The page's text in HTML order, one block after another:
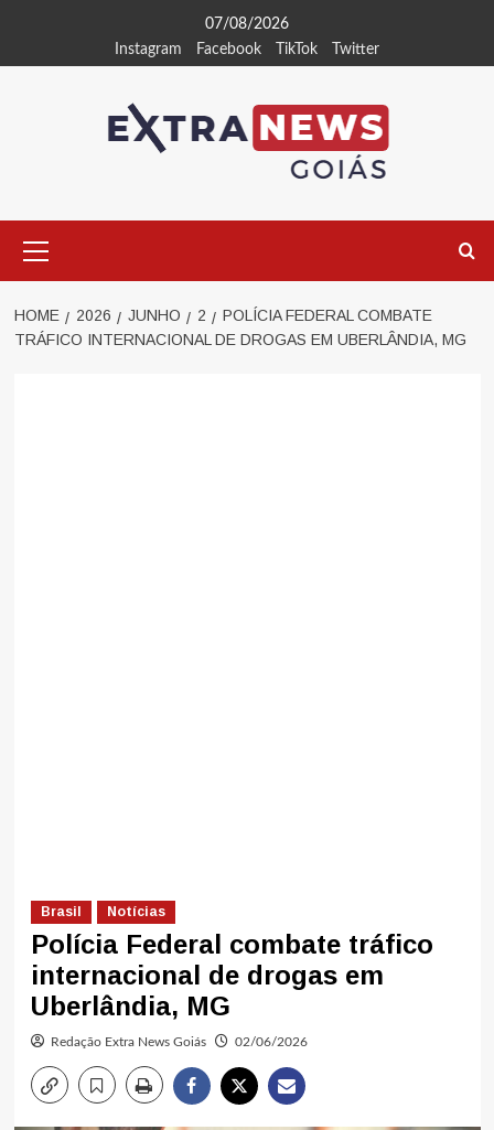
07/08/2026
Instagram
Facebook TikTok Twitter
Menu
HOME 2026 JUNHO 2
POLÍCIA FEDERAL COMBATE
TRÁFICO INTERNACIONAL DE DROGAS EM UBERLÂNDIA, MG
Brasil Notícias
Polícia Federal combate tráfico
internacional de drogas em
Uberlândia, MG
Redação Extra News Goiás 02/06/2026